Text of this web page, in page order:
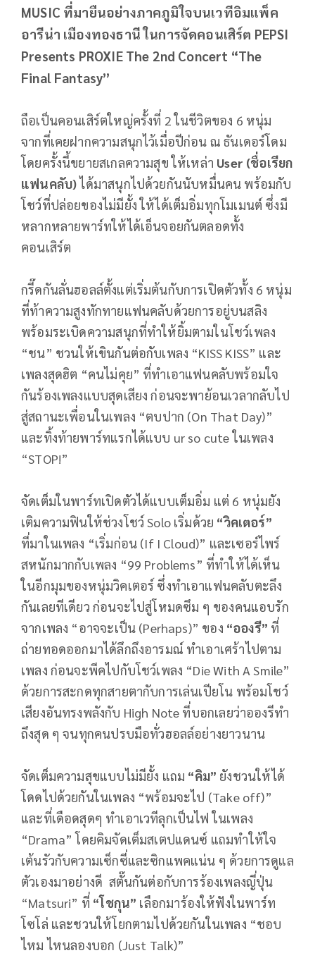
MUSIC ที่มายืนอย่างภาคภูมิใจบนเวทีอิมแพ็ค
อารีน่า เมืองทองธานี ในการจัดคอนเสิร์ต PEPSI
Presents PROXIE The 2nd Concert “The
Final Fantasy”
ถือเป็นคอนเสิร์ตใหญ่ครั้งที่ 2 ในชีวิตของ 6 หนุ่ม
จากที่เคยฝากความสนุกไว้เมื่อปีก่อน ณ ธันเดอร์โดม
โดยครั้งนี้ขยายสเกลความสุข ให้เหล่า User (ชื่อเรียก
แฟนคลับ)ได้มาสนุกไปด้วยกันนับหมื่นคน พร้อมกับ
โชว์ที่ปล่อยของไม่มียั้ง ให้ได้เต็มอิ่มทุกโมเมนต์ ซึ่งมี
หลากหลายพาร์ทให้ได้เอ็นจอยกันตลอดทั้ง
คอนเสิร์ต
กรี๊ดกันลั่นฮอลล์ตั้งแต่เริ่มต้นกับการเปิดตัวทั้ง 6 หนุ่ม
ที่ท้าความสูงทักทายแฟนคลับด้วยการอยู่บนสลิง
พร้อมระเบิดความสนุกที่ทำให้ยิ้มตามในโชว์เพลง
“ชน” ชวนให้เขินกันต่อกับเพลง “KISS KISS” และ
เพลงสุดฮิต “คนไม่คุย” ที่ทำเอาแฟนคลับพร้อมใจ
กันร้องเพลงแบบสุดเสียง ก่อนจะพาย้อนเวลากลับไป
สู่สถานะเพื่อนในเพลง “ตบปาก (On That Day)”
และทิ้งท้ายพาร์ทแรกได้แบบ ur so cute ในเพลง
“STOP!”
จัดเต็มในพาร์ทเปิดตัวได้แบบเต็มอิ่ม แต่ 6 หนุ่มยัง
เติมความฟินให้ช่วงโชว์ Solo เริ่มด้วย “วิคเตอร์”
ที่มาในเพลง “เริ่มก่อน (If I Cloud)” และเซอร์ไพร์
สหนักมากกับเพลง “99 Problems” ที่ทำให้ได้เห็น
ในอีกมุมของหนุ่มวิคเตอร์ ซึ่งทำเอาแฟนคลับตะลึง
กันเลยทีเดียว ก่อนจะไปสู่โหมดซึม ๆ ของคนแอบรัก
จากเพลง “อาจจะเป็น (Perhaps)” ของ “อองรี” ที่
ถ่ายทอดออกมาได้ลึกถึงอารมณ์ ทำเอาเศร้าไปตาม
เพลง ก่อนจะพีคไปกับโชว์เพลง “Die With A Smile”
ด้วยการสะกดทุกสายตากับการเล่นเปียโน พร้อมโชว์
เสียงอันทรงพลังกับ High Note ที่บอกเลยว่าอองรีทำ
ถึงสุด ๆ จนทุกคนปรบมือทั่วฮอลล์อย่างยาวนาน
จัดเต็มความสุขแบบไม่มียั้ง แถม “คิม” ยังชวนให้ได้
โดดไปด้วยกันในเพลง “พร้อมจะไป (Take off)”
และที่เดือดสุดๆ ทำเอาเวทีลุกเป็นไฟ ในเพลง
“Drama” โดยคิมจัดเต็มสเตปแดนซ์ แถมทำให้ใจ
เต้นรัวกับความเซ็กซี่และซิกแพคแน่น ๆ ด้วยการดูแล
ตัวเองมาอย่างดี สตั๊นกันต่อกับการร้องเพลงญี่ปุ่น
“Matsuri” ที่ “โชกุน” เลือกมาร้องให้ฟังในพาร์ท
โซโล่ และชวนให้โยกตามไปด้วยกันในเพลง “ชอบ
ไหม ไหนลองบอก (Just Talk)”